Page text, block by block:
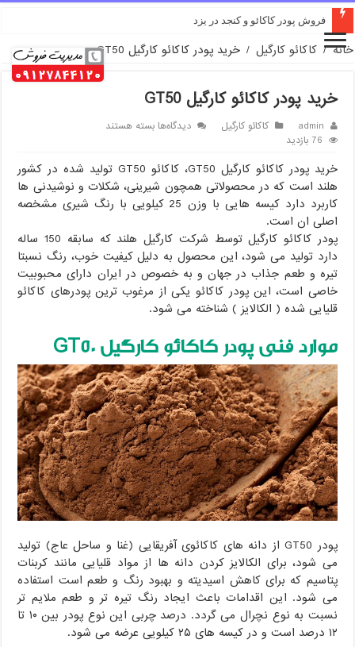
فروش پودر کاکائو و کنجد در یزد
خانه / کاکائو کارگیل / خرید پودر کاکائو کارگیل GT50
خرید پودر کاکائو کارگیل GT50
admin کاکائو کارگیل دیدگاه‌هابرای
کاکائو
کارگیل
GT50
بسته هستند
76 بازدید
خرید پودر کاکائو کارگیل GT50، کاکائو GT50 تولید شده در کشور
هلند است که در محصولاتی همچون شیرینی، شکلات و نوشیدنی ها
کاربرد دارد کیسه هایی با وزن 25 کیلویی با رنگ شیری مشخصه
اصلی ان است.
پودر کاکائو کارگیل توسط شرکت کارگیل هلند که سابقه 150 ساله
دارد تولید می شود، این محصول به دلیل کیفیت خوب، رنگ نسبتا
تیره و طعم جذاب در جهان و به خصوص در ایران دارای محبوبیت
خاصی است، این پودر کاکائو یکی از مرغوب ترین پودرهای کاکائو
قلیایی شده ( الکالایز ) شناخته می شود.
موارد فنی پودر کاکائو کارگیل GT50
پودر GT50 از دانه های کاکائوی آفریقایی (غنا و ساحل عاج) تولید
می شود، برای الکالایز کردن دانه ها از مواد قلیایی مانند کربنات
پتاسیم که برای کاهش اسیدیته و بهبود رنگ و طعم است استفاده
می شود. این اقدامات باعث ایجاد رنگ تیره تر و طعم ملایم تر
نسبت به نوع نچرال می گردد. درصد چربی این نوع پودر بین ۱۰ تا
۱۲ درصد است و در کیسه های ۲۵ کیلویی عرضه می شود.